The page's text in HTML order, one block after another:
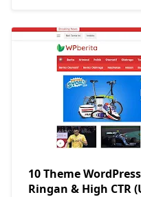
10 Theme
Ringan & High CTR